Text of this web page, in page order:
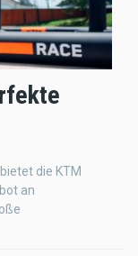
die KTM
an